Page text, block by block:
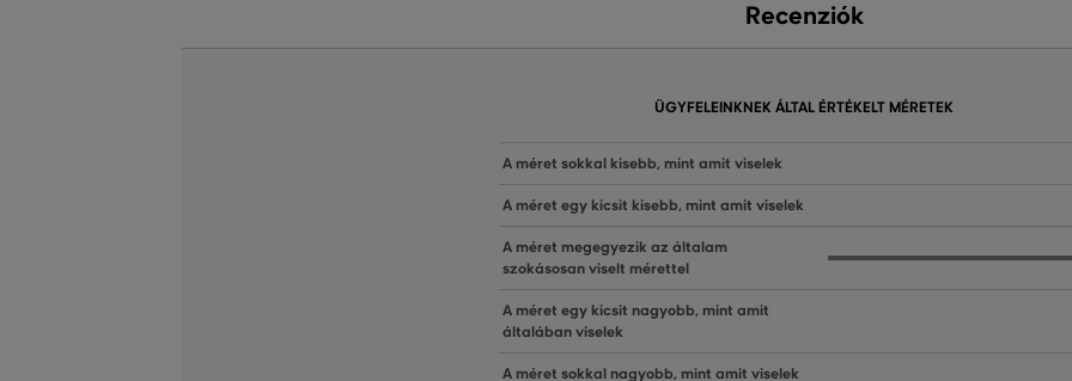
Recenziók
ÜGYFELEINKNEK ÁLTAL ÉRTÉKELT MÉRETEK
A méret sokkal kisebb, mint amit viselek
A méret egy kicsit kisebb, mint amit viselek
A méret megegyezik az általam
szokásosan viselt mérettel
A méret egy kicsit nagyobb, mint amit
általában viselek
A méret sokkal nagyobb, mint amit viselek